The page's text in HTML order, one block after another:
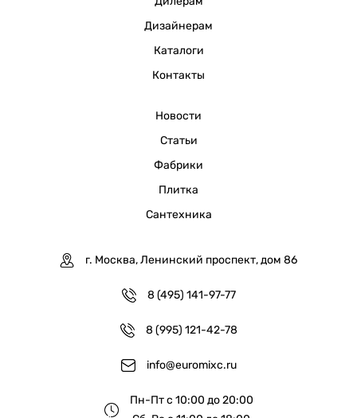
Дизайнерам
Каталоги
Контакты
Новости
Статьи
Фабрики
Плитка
Сантехника
г. Москва, Ленинский проспект, дом 86
8 (495) 141-97-77
8 (995) 121-42-78
info@euromixc.ru
Пн-Пт с 10:00 до 20:00